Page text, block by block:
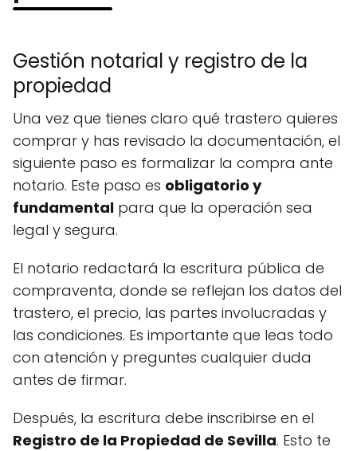
Gestión notarial y registro de la
propiedad
Una vez que tienes claro qué trastero quieres
comprar y has revisado la documentación, el
siguiente paso es formalizar la compra ante
notario. Este paso es obligatorio y
fundamental para que la operación sea
legal y segura.
El notario redactará la escritura pública de
compraventa, donde se reflejan los datos del
trastero, el precio, las partes involucradas y
las condiciones. Es importante que leas todo
con atención y preguntes cualquier duda
antes de firmar.
Después, la escritura debe inscribirse en el
Registro de la Propiedad de Sevilla. Esto te